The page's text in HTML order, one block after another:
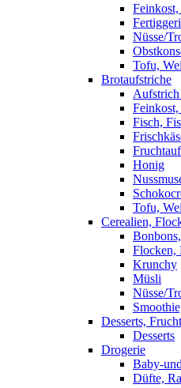
Nüsse/
Tofu,
Brotaufstriche
Fisch,
Honig
Tofu,
Cerealien,
Flocken,
Krunchy
Müsli
Nüsse/
Desserts,
Desserts
Drogerie
Baby-
Düfte,